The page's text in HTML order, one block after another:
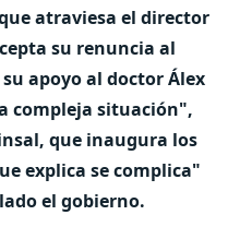
atraviesa el director
su renuncia al
apoyo al doctor Álex
compleja situación",
que inaugura los
explica se complica"
el gobierno.